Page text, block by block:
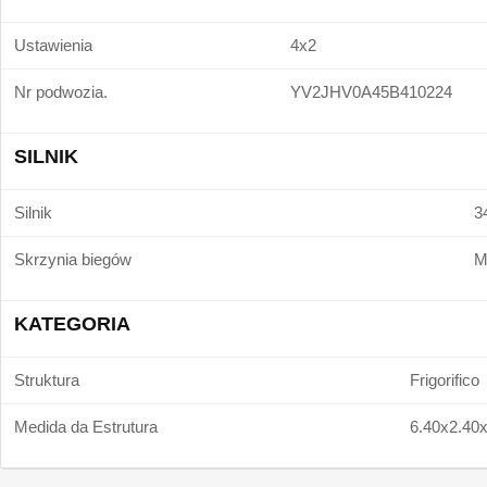
Ustawienia 4x2
Nr podwozia. YV2JHV0A45B410224
SILNIK
Silnik
Skrzynia biegów
KATEGORIA
Struktura Frigorifico
Medida da Estrutura